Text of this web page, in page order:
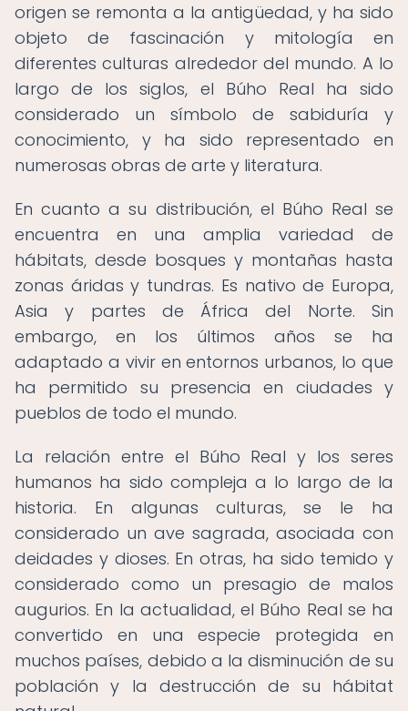
origen se remonta a la antigüedad, y ha sido
objeto de fascinación y mitología en
diferentes culturas alrededor del mundo. A lo
largo de los siglos, el Búho Real ha sido
considerado un símbolo de sabiduría y
conocimiento, y ha sido representado en
numerosas obras de arte y literatura.
En cuanto a su distribución, el Búho Real se
encuentra en una amplia variedad de
hábitats, desde bosques y montañas hasta
zonas áridas y tundras. Es nativo de Europa,
Asia y partes de África del Norte. Sin
embargo, en los últimos años se ha
adaptado a vivir en entornos urbanos, lo que
ha permitido su presencia en ciudades y
pueblos de todo el mundo.
La relación entre el Búho Real y los seres
humanos ha sido compleja a lo largo de la
historia. En algunas culturas, se le ha
considerado un ave sagrada, asociada con
deidades y dioses. En otras, ha sido temido y
considerado como un presagio de malos
augurios. En la actualidad, el Búho Real se ha
convertido en una especie protegida en
muchos países, debido a la disminución de su
población y la destrucción de su hábitat